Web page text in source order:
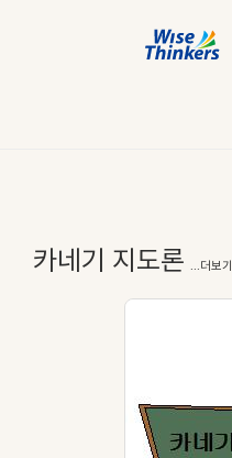
카네기 지도론 ...더보기